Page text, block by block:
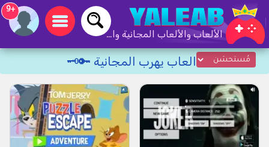
الألعاب والألعاب المجانية والألعاب عبر الإنترنت
+9
العاب يهرب المجانية 🔑🗝️